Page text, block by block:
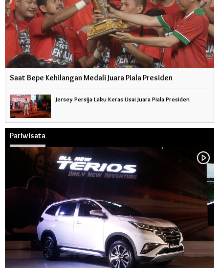
Saat Bepe Kehilangan Medali Juara Piala Presiden
Jersey Persija Laku Keras Usai Juara Piala Presiden
Pariwisata